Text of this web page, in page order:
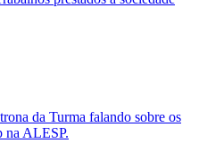
da Turma falando sobre os
na ALESP.